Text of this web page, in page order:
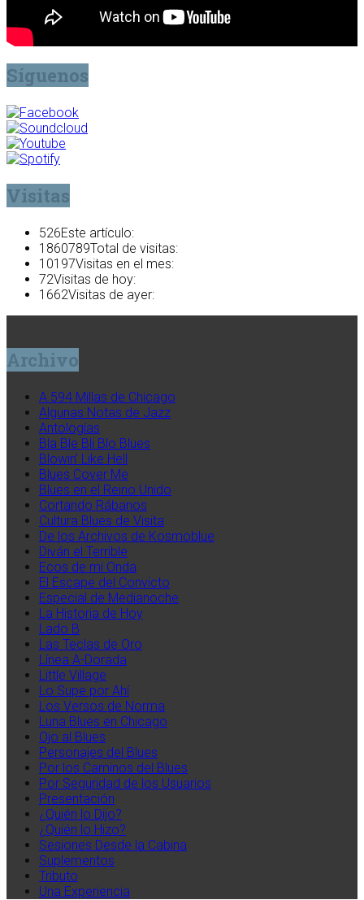
Síguenos
Visitas
526Este artículo:
1860789Total de visitas:
10197Visitas en el mes:
72Visitas de hoy:
1662Visitas de ayer:
Archivo
A 594 Millas de Chicago
Algunas Notas de Jazz
Antologías
Bla Ble Bli Blo Blues
Blowin’ Like Hell
Blues Cover Me
Blues en el Reino Unido
Cortando Rábanos
Cultura Blues de Visita
De los Archivos de Kosmoblue
Diván el Terrible
Ecos de mi Onda
El Escape del Convicto
Especial de Medianoche
La Historia de Hoy
Lado B
Las Teclas de Oro
Línea A-Dorada
Little Village
Lo Supe por Ahí
Los Versos de Norma
Luna Blues en Chicago
Ojo al Blues
Personajes del Blues
Por los Caminos del Blues
Por Seguridad de los Usuarios
Presentación
¿Quién lo Dijo?
¿Quién lo Hizo?
Sesiones Desde la Cabina
Suplementos
Tributo
Una Experiencia